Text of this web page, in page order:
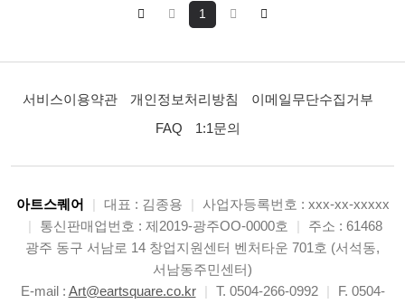
1
서비스이용약관 개인정보처리방침
이메일무단수집거부
FAQ
1:1문의
아트스퀘어 | 대표 : 김종용 |
사업자등록번호 : xxx-xx-xxxxx
|
통신판매업번호 : 제2019-광주OO-0000호 |
주소 : 61468
광주 동구 서남로 14 창업지원센터 벤처타운 701호 (서석동,
서남동주민센터)
E-mail : Art@eartsquare.co.kr | T. 0504-266-0992 | F. 0504-